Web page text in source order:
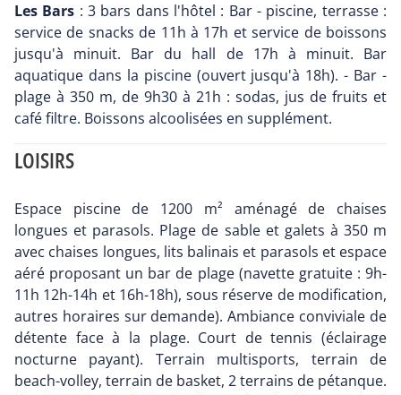
Les Bars : 3 bars dans l'hôtel : Bar - piscine, terrasse :
service de snacks de 11h à 17h et service de boissons
jusqu'à minuit. Bar du hall de 17h à minuit. Bar
aquatique dans la piscine (ouvert jusqu'à 18h). - Bar -
plage à 350 m, de 9h30 à 21h : sodas, jus de fruits et
café filtre. Boissons alcoolisées en supplément.
LOISIRS
Espace piscine de 1200 m² aménagé de chaises
longues et parasols. Plage de sable et galets à 350 m
avec chaises longues, lits balinais et parasols et espace
aéré proposant un bar de plage (navette gratuite : 9h-
11h 12h-14h et 16h-18h), sous réserve de modification,
autres horaires sur demande). Ambiance conviviale de
détente face à la plage. Court de tennis (éclairage
nocturne payant). Terrain multisports, terrain de
beach-volley, terrain de basket, 2 terrains de pétanque.